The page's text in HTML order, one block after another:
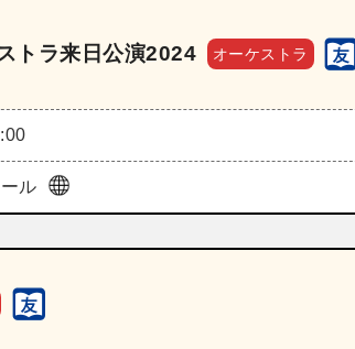
トラ来日公演2024 オーケストラ
ル